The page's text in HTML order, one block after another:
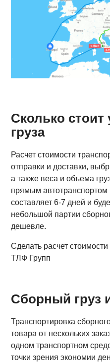
Сколько стоит
груза
Расчет стоимости
отправки и доставки,
а также веса и объема
прямым
составляет 6-7 дней и
небольшой партии
дешевле.
Сделать расчет
ТЛФ Групп
Сборный груз
Транспортировка
товара от нескольких
одном транспортном
точки зрения экономии